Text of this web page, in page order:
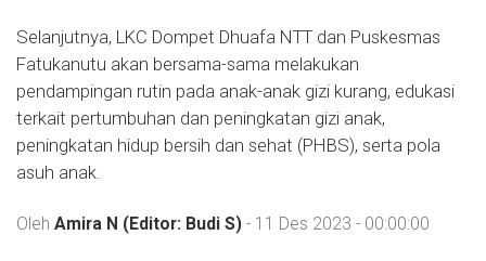
Selanjutnya, LKC Dompet Dhuafa NTT dan Puskesmas
Fatukanutu akan bersama-sama melakukan
pendampingan rutin pada anak-anak gizi kurang, edukasi
terkait pertumbuhan dan peningkatan gizi anak,
peningkatan hidup bersih dan sehat (PHBS), serta pola
asuh anak.
Oleh Amira N (Editor: Budi S) - 11 Des 2023 - 00:00:00